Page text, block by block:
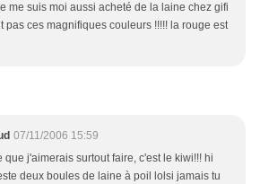
me suis moi aussi acheté de la laine chez gifi
pas ces magnifiques couleurs !!!!! la rouge est
07/11/2006 15:59
que j'aimerais surtout faire, c'est le kiwi!!! hi
deux boules de laine à poil lolsi jamais tu